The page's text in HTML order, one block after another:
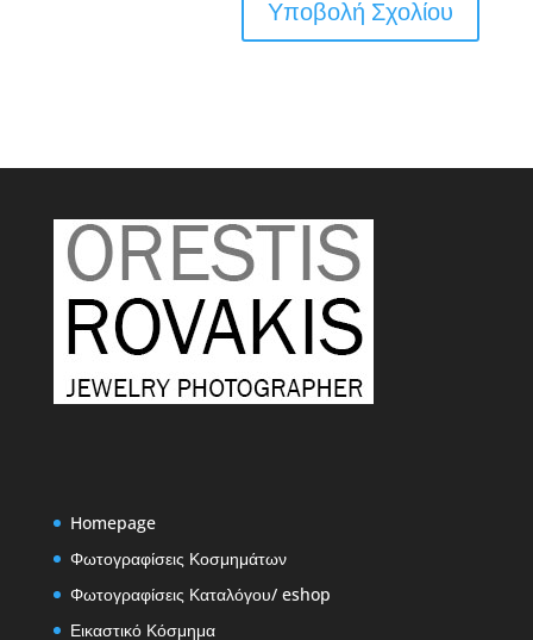
Homepage
Φωτογραφίσεις Κοσμημάτων
Φωτογραφίσεις Καταλόγου/ eshop
Εικαστικό Κόσμημα